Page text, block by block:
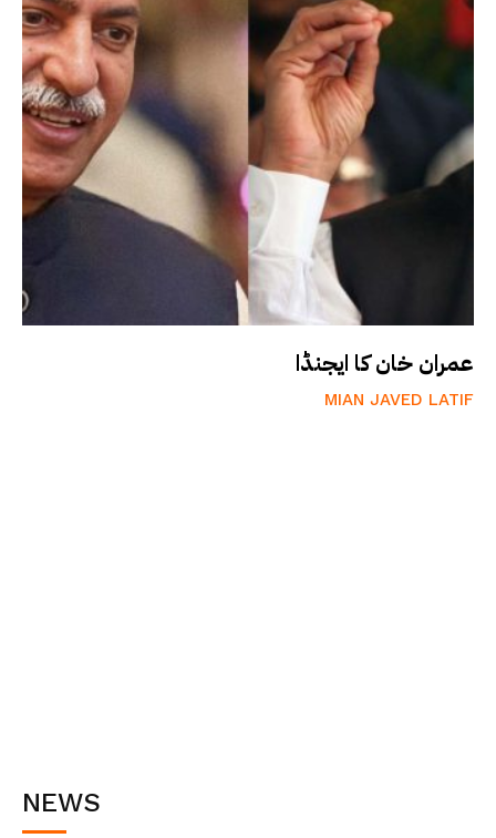
عمران خان کا ایجنڈا
MIAN JAVED LATIF
NEWS